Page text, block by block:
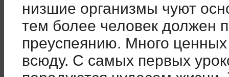
низшие организмы чуют
тем более человек должен
преуспеянию. Много
всюду. С самых первых